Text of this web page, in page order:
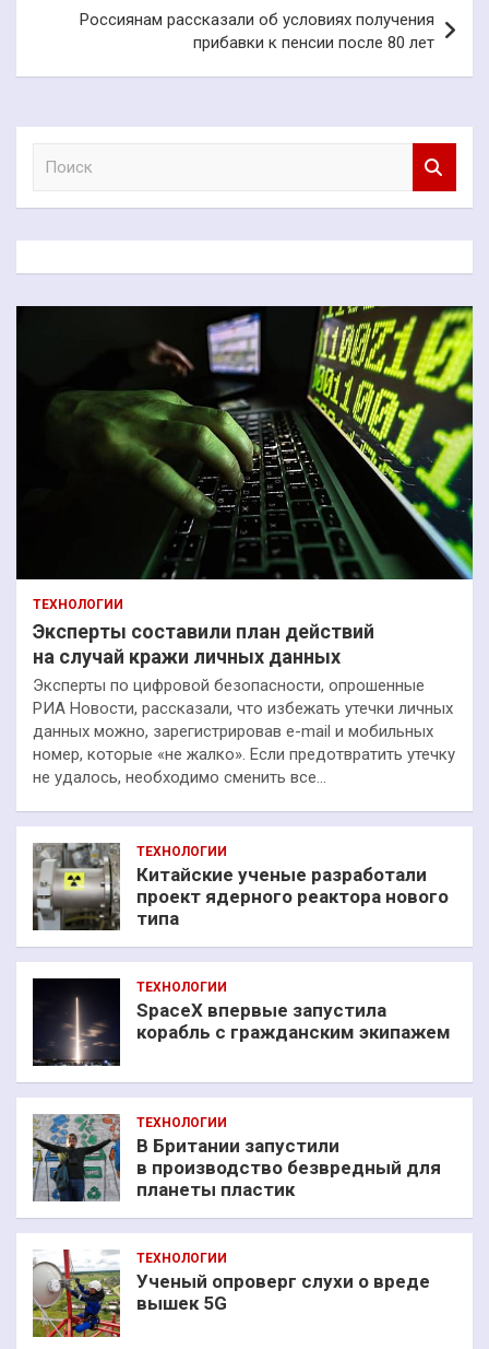
Россиянам рассказали об условиях получения
прибавки к пенсии после 80 лет
к
ТЕХНОЛОГИИ
Эксперты составили план действий
на случай кражи личных данных
Эксперты по цифровой безопасности, опрошенные
РИА Новости, рассказали, что избежать утечки личных
данных можно, зарегистрировав e-mail и мобильных
номер, которые «не жалко». Если предотвратить утечку
не удалось, необходимо сменить все…
ТЕХНОЛОГИИ
Китайские ученые разработали
проект ядерного реактора нового
типа
ТЕХНОЛОГИИ
SpaceX впервые запустила
корабль с гражданским экипажем
ТЕХНОЛОГИИ
В Британии запустили
в производство безвредный для
планеты пластик
ТЕХНОЛОГИИ
Ученый опроверг слухи о вреде
вышек 5G